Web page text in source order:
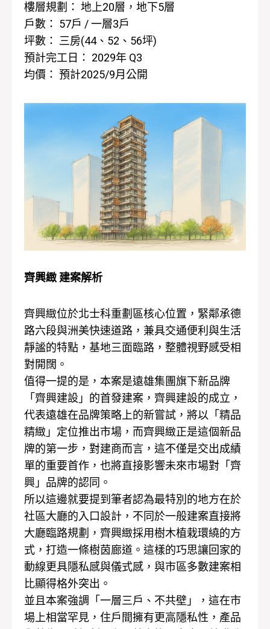
樓層規劃： 地上20層，地下5層
戶數： 57戶 / 一層3戶
坪數： 三房(44、52、56坪)
預計完工日： 2029年 Q3
均價： 預計2025/9月公開
齊興緻 建案解析
齊興緻位於北士科重劃區核心位置，緊鄰承德
路六段與洲美快速道路，兼具交通便利與生活
靜謐的特點，基地三面臨路，整體視野感受相
對開闊。
值得一提的是，本案是遠雄集團旗下新品牌
「齊興建設」的首發建案，齊興建設的成立，
代表遠雄在品牌策略上的新嘗試，將以「精品
精緻」定位推出市場，而齊興緻正是這個新品
牌的第一步，對建商而言，這不僅是交出成績
單的重要首作，也將直接影響未來市場對「齊
興」品牌的認同。
所以這邊就要提到筆者認為最特別的地方在於
社區大廳的入口設計，不同於一般建案直接將
大廳臨路規劃，齊興緻採用樹木植栽環繞的方
式，打造一條樹茵廊道。這樣的巧思讓回家的
動線更具隱私感與儀式感，與市區多數建案相
比顯得格外突出。
並且本案強調「一層三戶、不共壁」，這在市
場上相當罕見，住戶間擁有更高隱私性，產品